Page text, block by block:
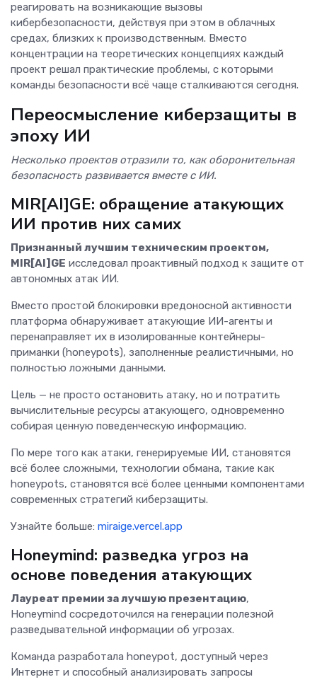
реагировать на возникающие вызовы
кибербезопасности, действуя при этом в облачных
средах, близких к производственным. Вместо
концентрации на теоретических концепциях каждый
проект решал практические проблемы, с которыми
команды безопасности всё чаще сталкиваются сегодня.
Переосмысление киберзащиты в
эпоху ИИ
Несколько проектов отразили то, как оборонительная
безопасность развивается вместе с ИИ.
MIR[AI]GE: обращение атакующих
ИИ против них самих
Признанный лучшим техническим проектом,
MIR[AI]GE исследовал проактивный подход к защите от
автономных атак ИИ.
Вместо простой блокировки вредоносной активности
платформа обнаруживает атакующие ИИ-агенты и
перенаправляет их в изолированные контейнеры-
приманки (honeypots), заполненные реалистичными, но
полностью ложными данными.
Цель — не просто остановить атаку, но и потратить
вычислительные ресурсы атакующего, одновременно
собирая ценную поведенческую информацию.
По мере того как атаки, генерируемые ИИ, становятся
всё более сложными, технологии обмана, такие как
honeypots, становятся всё более ценными компонентами
современных стратегий киберзащиты.
Узнайте больше: miraige.vercel.app
Honeymind: разведка угроз на
основе поведения атакующих
Лауреат премии за лучшую презентацию,
Honeymind сосредоточился на генерации полезной
разведывательной информации об угрозах.
Команда разработала honeypot, доступный через
Интернет и способный анализировать запросы